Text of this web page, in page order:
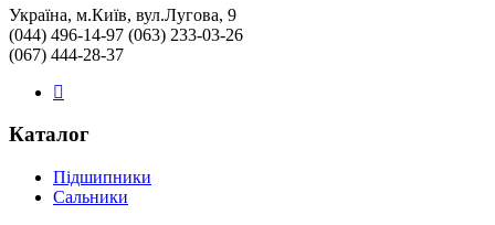
Україна, м.Київ, вул.Лугова, 9
(044) 496-14-97 (063) 233-03-26
(067) 444-28-37
Каталог
Підшипники
Сальники